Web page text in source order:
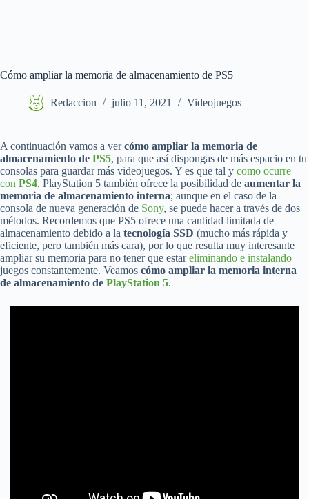
Cómo ampliar la memoria de almacenamiento de PS5
Redaccion julio 11, 2021 Videojuegos
A continuación vamos a vercómo ampliar la memoria de
almacenamiento de PS5, para que así dispongas de más espacio en tu
consolas para guardar más videojuegos. Y es que tal y como ocurre
con PS4, PlayStation 5 también ofrece la posibilidad de aumentar la
memoria de almacenamiento interna; aunque en el caso de la
consola de nueva generación de Sony, se puede hacer a través de dos
métodos. Recordemos que PS5 ofrece una cantidad limitada de
almacenamiento debido a la tecnología SSD (mucho más rápida y
eficiente, pero también más cara), por lo que resulta muy interesante
ampliar su memoria para no tener que estareliminando e instalando
juegos constantemente. Veamos cómo ampliar la memoria interna
de almacenamiento de PlayStation 5.